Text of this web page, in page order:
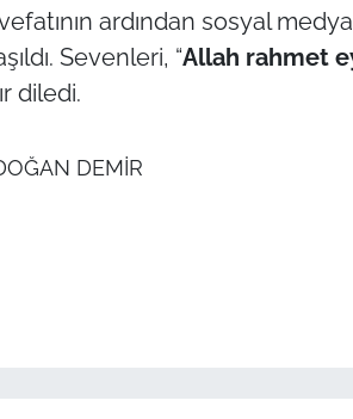
ardından sosyal
Sevenleri, “Allah rahmet
diledi.
DEMİR